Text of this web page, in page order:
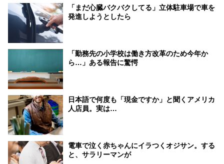
「まだ心臓バクバクしてる」立体駐車場で車を
発進しようとしたら
「勤務先の小学校は働き方改革のため今年か
ら…」ある報告に驚愕
日本語で何度も「現金ですか」と聞くアメリカ
人店員。実は…
電車で泣く赤ちゃんにイラつくオジサン。する
と、サラリーマンが